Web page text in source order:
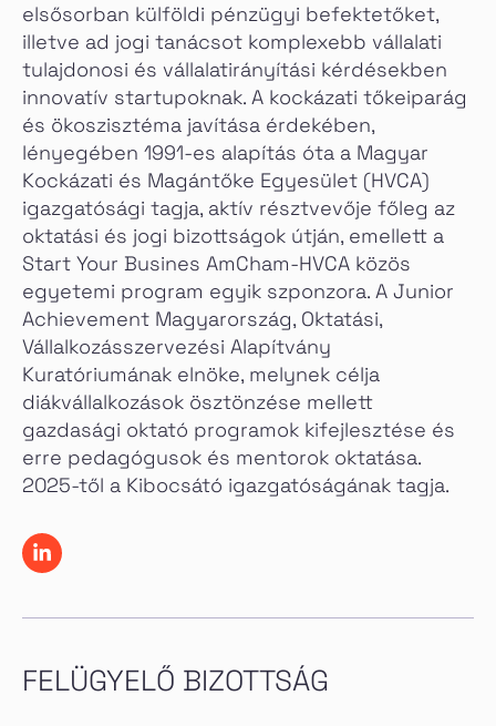
elsősorban külföldi pénzügyi befektetőket,
illetve ad jogi tanácsot komplexebb vállalati
tulajdonosi és vállalatirányítási kérdésekben
innovatív startupoknak. A kockázati tőkeiparág
és ökoszisztéma javítása érdekében,
lényegében 1991-es alapítás óta a Magyar
Kockázati és Magántőke Egyesület (HVCA)
igazgatósági tagja, aktív résztvevője főleg az
oktatási és jogi bizottságok útján, emellett a
Start Your Busines AmCham-HVCA közös
egyetemi program egyik szponzora. A Junior
Achievement Magyarország, Oktatási,
Vállalkozásszervezési Alapítvány
Kuratóriumának elnöke, melynek célja
diákvállalkozások ösztönzése mellett
gazdasági oktató programok kifejlesztése és
erre pedagógusok és mentorok oktatása.
2025-től a Kibocsátó igazgatóságának tagja.
FELÜGYELŐ BIZOTTSÁG